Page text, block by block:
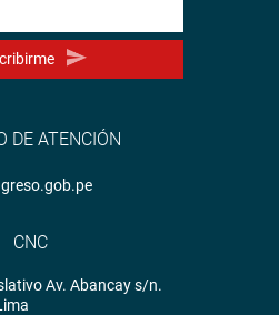
DE ATENCIÓN
CNC
Av. Abancay s/n.